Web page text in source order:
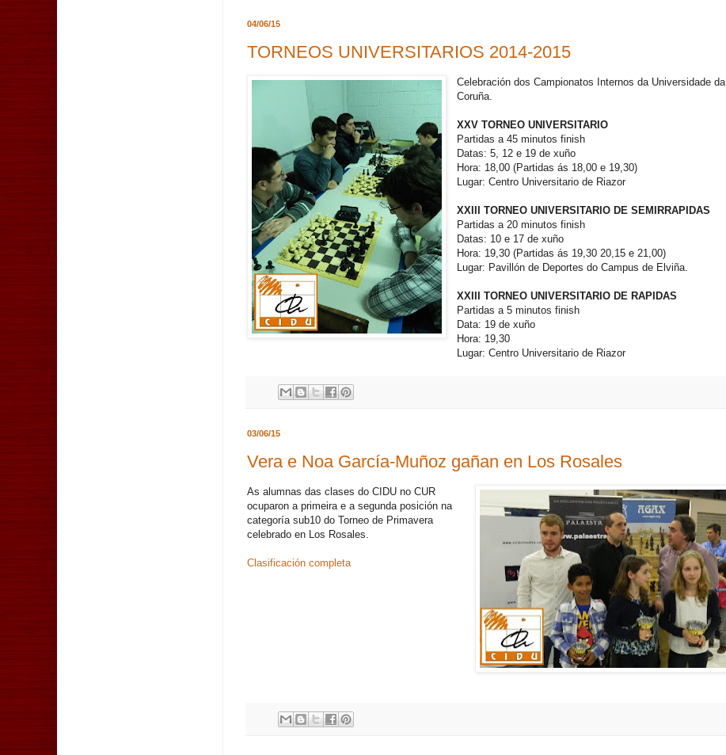
04/06/15
TORNEOS UNIVERSITARIOS 2014-2015
Celebración dos Campionatos Internos da Universidade da
Coruña.
XXV TORNEO UNIVERSITARIO
Partidas a 45 minutos finish
Datas: 5, 12 e 19 de xuño
Hora: 18,00 (Partidas ás 18,00 e 19,30)
Lugar: Centro Universitario de Riazor
XXIII TORNEO UNIVERSITARIO DE SEMIRRAPIDAS
Partidas a 20 minutos finish
Datas: 10 e 17 de xuño
Hora: 19,30 (Partidas ás 19,30 20,15 e 21,00)
Lugar: Pavillón de Deportes do Campus de Elviña.
XXIII TORNEO UNIVERSITARIO DE RAPIDAS
Partidas a 5 minutos finish
Data: 19 de xuño
Hora: 19,30
Lugar: Centro Universitario de Riazor
03/06/15
Vera e Noa García-Muñoz gañan en Los Rosales
As alumnas das clases do CIDU no CUR
ocuparon a primeira e a segunda posición na
categoría sub10 do Torneo de Primavera
celebrado en Los Rosales.
Clasificación completa